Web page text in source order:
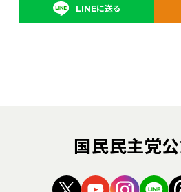
LINEに送る
国民民主党
（新しいタブで開
（新しいタ
（新し